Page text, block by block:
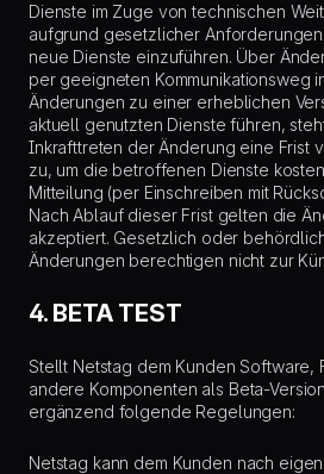
Dienste im Zuge von technischen
aufgrund gesetzlicher
neue Dienste einzuführen. Über
per geeigneten Kommunikationsweg
Änderungen zu einer erheblichen
aktuell genutzten Dienste führen,
Inkrafttreten der Änderung eine Frist
zu, um die betroffenen Dienste
Mitteilung (per Einschreiben mit
Nach Ablauf dieser Frist gelten die
akzeptiert. Gesetzlich oder
Änderungen berechtigen nicht zur
4. BETA TEST
Stellt Netstag dem Kunden Software,
andere Komponenten als Beta-
ergänzend folgende Regelungen:
Netstag kann dem Kunden nach